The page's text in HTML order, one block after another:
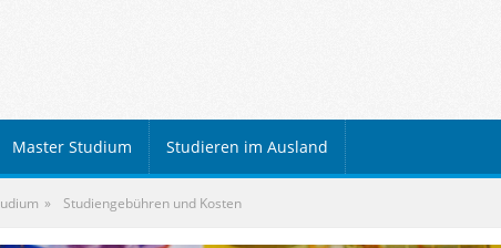
Master Studium Studieren im Ausland
Studiengebühren und Kosten